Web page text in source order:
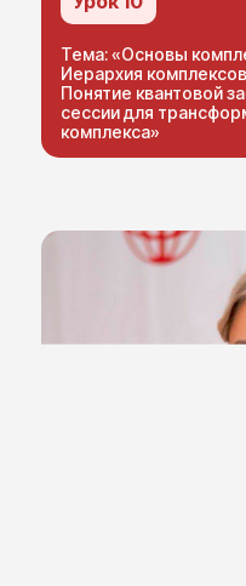
Тема: «Основы
Иерархия
Понятие квантовой
сессии для
комплекса»
индивидуальной и
практической
студентами!